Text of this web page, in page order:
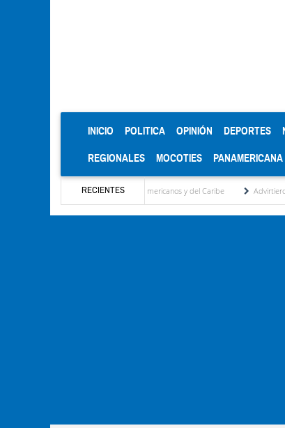
INICIO (CURRENT)
POLITICA OPINIÓN DEPORTES
REGIONALES MOCOTIES PANAMERICANA
RECIENTES
oro en los Juegos Centroamericanos y del Caribe Advirtieron sobre